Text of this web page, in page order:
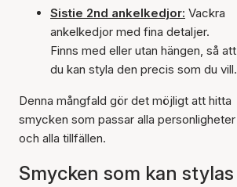
Sistie 2nd ankelkedjor: Vackra
ankelkedjor med fina detaljer.
Finns med eller utan hängen, så att
du kan styla den precis som du vill.
Denna mångfald gör det möjligt att hitta
smycken som passar alla personligheter
och alla tillfällen.
Smycken som kan stylas